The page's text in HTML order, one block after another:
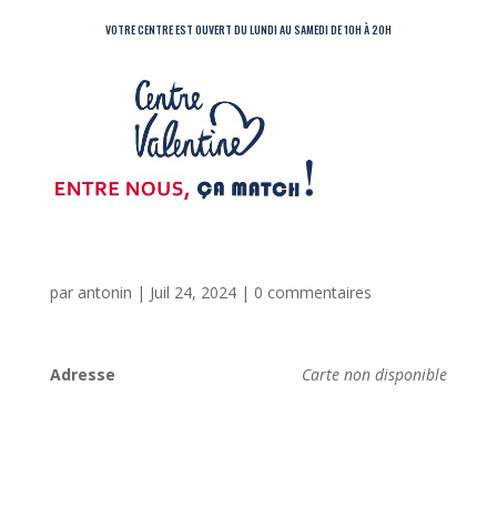
VOTRE CENTRE EST OUVERT DU LUNDI AU SAMEDI DE 10H À 20H
par antonin | Juil 24, 2024| 0 commentaires
Carte non disponible
Adresse